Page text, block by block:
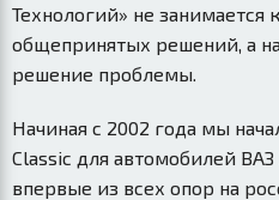
Технологий» не занимается
общепринятых решений, а
решение проблемы.
Начиная с 2002 года мы
Classic для автомобилей ВАЗ
впервые из всех опор на